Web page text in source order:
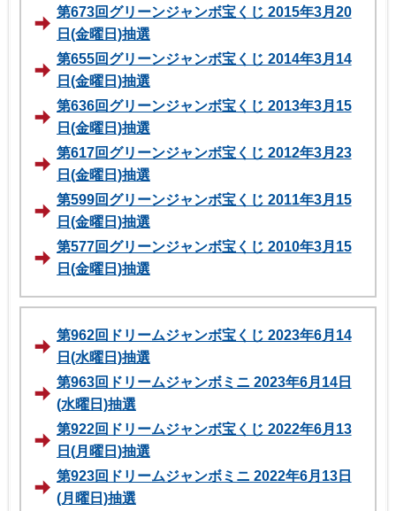
第673回グリーンジャンボ宝くじ 2015年3月20
日(金曜日)抽選
第655回グリーンジャンボ宝くじ 2014年3月14
日(金曜日)抽選
第636回グリーンジャンボ宝くじ 2013年3月15
日(金曜日)抽選
第617回グリーンジャンボ宝くじ 2012年3月23
日(金曜日)抽選
第599回グリーンジャンボ宝くじ 2011年3月15
日(金曜日)抽選
第577回グリーンジャンボ宝くじ 2010年3月15
日(金曜日)抽選
第962回ドリームジャンボ宝くじ 2023年6月14
日(水曜日)抽選
第963回ドリームジャンボミニ 2023年6月14日
(水曜日)抽選
第922回ドリームジャンボ宝くじ 2022年6月13
日(月曜日)抽選
第923回ドリームジャンボミニ 2022年6月13日
(月曜日)抽選